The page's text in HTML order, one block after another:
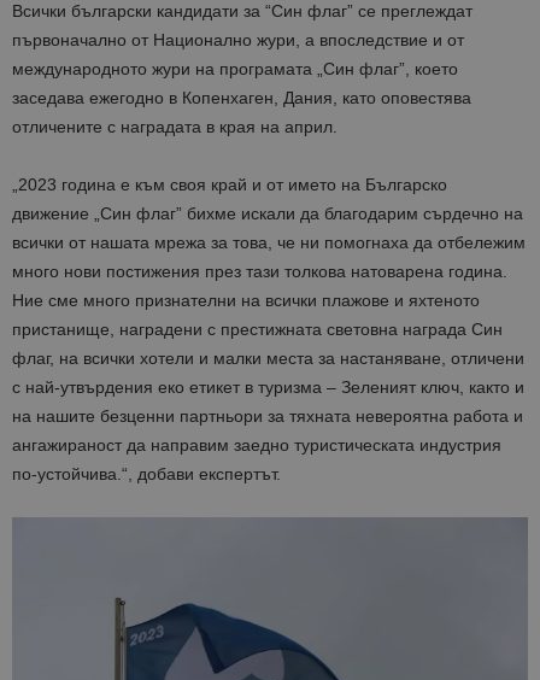
Всички български кандидати за “Син флаг” се преглеждат
първоначално от Национално жури, а впоследствие и от
международното жури на програмата „Син флаг”, което
заседава ежегодно в Копенхаген, Дания, като оповестява
отличените с наградата в края на април.
„2023 година е към своя край и от името на Българско
движение „Син флаг” бихме искали да благодарим сърдечно на
всички от нашата мрежа за това, че ни помогнаха да отбележим
много нови постижения през тази толкова натоварена година.
Ние сме много признателни на всички плажове и яхтеното
пристанище, наградени с престижната световна награда Син
флаг, на всички хотели и малки места за настаняване, отличени
с най-утвърдения еко етикет в туризма – Зеленият ключ, както и
на нашите безценни партньори за тяхната невероятна работа и
ангажираност да направим заедно туристическата индустрия
по-устойчива.“, добави експертът.